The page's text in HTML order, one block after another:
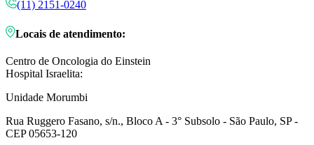
(11) 2151-0240
Locais de atendimento:
Centro de Oncologia do Einstein
Hospital Israelita:
Unidade Morumbi
Rua Ruggero Fasano, s/n., Bloco A - 3° Subsolo - São Paulo, SP -
CEP 05653-120